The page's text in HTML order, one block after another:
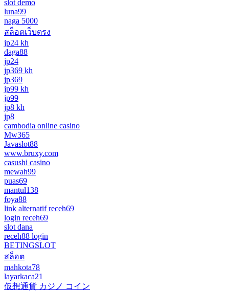
slot demo
luna99
naga 5000
สล็อตเว็บตรง
jp24 kh
daga88
jp24
jp369 kh
jp369
jp99 kh
jp99
jp8 kh
jp8
cambodia online casino
Mw365
Javaslot88
www.bruxy.com
casushi casino
mewah99
puas69
mantul138
foya88
link alternatif receh69
login receh69
slot dana
receh88 login
BETINGSLOT
สล็อต
mahkota78
layarkaca21
仮想通貨 カジノ コイン